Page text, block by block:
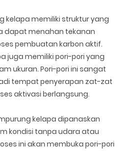
memiliki struktur yang
dapat menahan tekanan
pembuatan karbon aktif.
juga memiliki pori-pori yang
ukuran. Pori-pori ini sangat
tempat penyerapan zat-zat
aktivasi berlangsung.
kelapa dipanaskan
kondisi tanpa udara atau
ini akan membuka pori-pori